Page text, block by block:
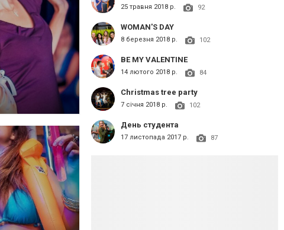
25 травня 2018 р. 92
WOMAN'S DAY
8 березня 2018 р. 102
BE MY VALENTINE
14 лютого 2018 р. 84
Christmas tree party
7 січня 2018 р. 102
День студента
17 листопада 2017 р. 87